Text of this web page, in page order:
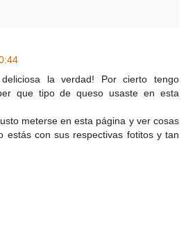
la verdad! Por cierto tengo
que tipo de queso usaste en esta
meterse en esta página y ver cosas
estás con sus respectivas fotitos y tan